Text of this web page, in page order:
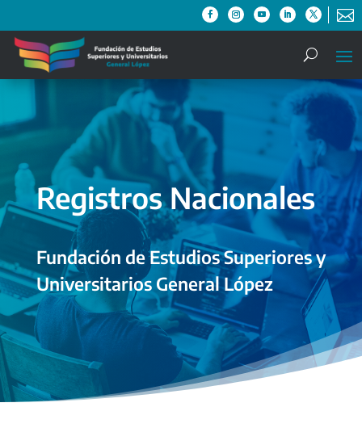

Registros Nacionales
Fundación de Estudios Superiores y
Universitarios General López